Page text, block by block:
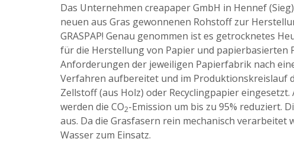
Das Unternehmen creapaper GmbH in Hennef
neuen aus Gras gewonnenen Rohstoff zur
GRASPAP! Genau genommen ist es getrocknetes
für die Herstellung von Papier und papierbasierten
Anforderungen der jeweiligen Papierfabrik nach
Verfahren aufbereitet und im Produktionskreislauf
Zellstoff (aus Holz) oder Recyclingpapier
werden die CO2-Emission um bis zu 95% reduziert.
aus. Da die Grasfasern rein mechanisch verarbeitet
Wasser zum Einsatz.